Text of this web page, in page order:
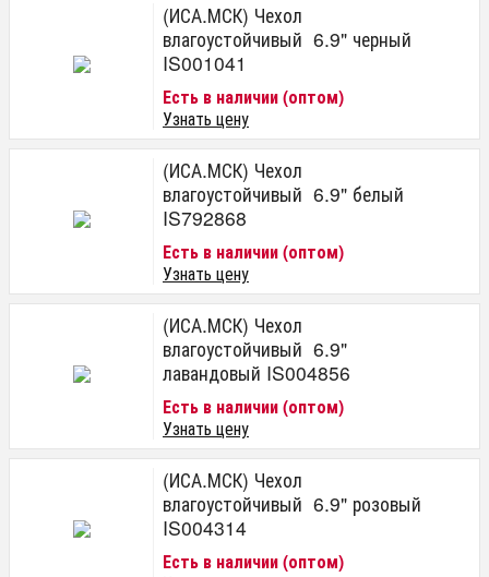
(ИСА.МСК) Чехол
влагоустойчивый 6.9" черный
IS001041
Есть в наличии (оптом)
Узнать цену
(ИСА.МСК) Чехол
влагоустойчивый 6.9" белый
IS792868
Есть в наличии (оптом)
Узнать цену
(ИСА.МСК) Чехол
влагоустойчивый 6.9"
лавандовый IS004856
Есть в наличии (оптом)
Узнать цену
(ИСА.МСК) Чехол
влагоустойчивый 6.9" розовый
IS004314
Есть в наличии (оптом)